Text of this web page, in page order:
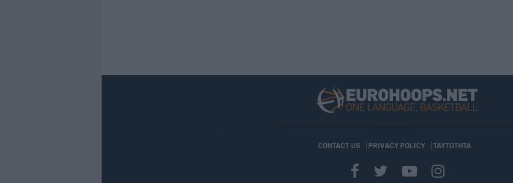
CONTACT US PRIVACY POLICY ΤΑΥΤΟΤΗΤΑ